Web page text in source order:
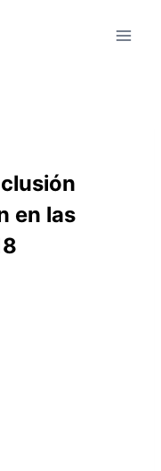
en las